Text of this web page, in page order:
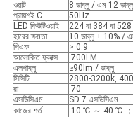
ওয়াট
8 ডাব্লু / এম 12
প্রায়শই C
50Hz
LED কিউটিওয়াই
224 বা 384 বা
হারের ক্ষমতা
10 ডাব্লু ± 10% /
পিএফ
> 0.9
আলোকিত ফ্লাক্স
.700LM
এলপাব্লু
≥90lm / ডাব্লু
সিসিটি
2800-3200k,
রা
.70
এসডিসিএম
SD 7 এসডিসিএম
কাজের শর্ত
-10 ℃ ～ 40 ℃ ；